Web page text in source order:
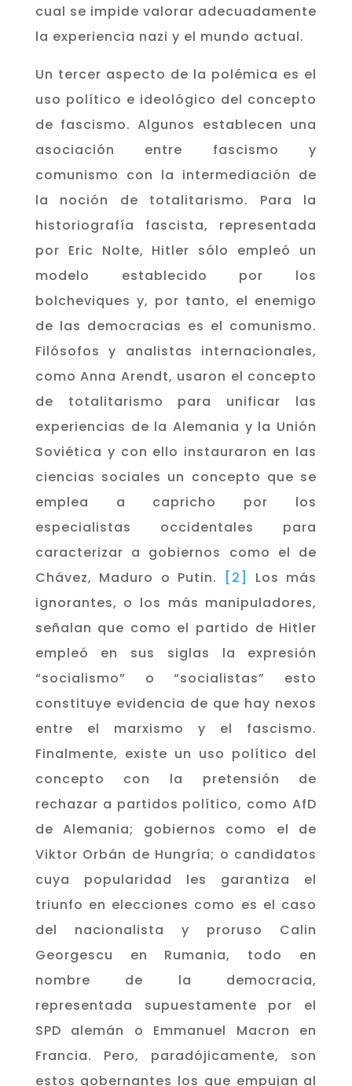
cual se impide valorar adecuadamente
la experiencia nazi y el mundo actual.
Un tercer aspecto de la polémica es el
uso político e ideológico del concepto
de fascismo. Algunos establecen una
asociación entre fascismo y
comunismo con la intermediación de
la noción de totalitarismo. Para la
historiografía fascista, representada
por Eric Nolte, Hitler sólo empleó un
modelo establecido por los
bolcheviques y, por tanto, el enemigo
de las democracias es el comunismo.
Filósofos y analistas internacionales,
como Anna Arendt, usaron el concepto
de totalitarismo para unificar las
experiencias de la Alemania y la Unión
Soviética y con ello instauraron en las
ciencias sociales un concepto que se
emplea a capricho por los
especialistas occidentales para
caracterizar a gobiernos como el de
Chávez, Maduro o Putin.
[2]
Los más
ignorantes, o los más manipuladores,
señalan que como el partido de Hitler
empleó en sus siglas la expresión
“socialismo” o “socialistas” esto
constituye evidencia de que hay nexos
entre el marxismo y el fascismo.
Finalmente, existe un uso político del
concepto con la pretensión de
rechazar a partidos político, como AfD
de Alemania; gobiernos como el de
Viktor Orbán de Hungría; o candidatos
cuya popularidad les garantiza el
triunfo en elecciones como es el caso
del nacionalista y proruso Calin
Georgescu en Rumania, todo en
nombre de la democracia,
representada supuestamente por el
SPD alemán o Emmanuel Macron en
Francia. Pero, paradójicamente, son
estos gobernantes los que empujan al